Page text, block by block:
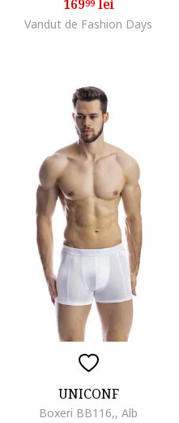
16999lei
Vandut de Fashion Days
UNICONF
Boxeri BB116,, Alb